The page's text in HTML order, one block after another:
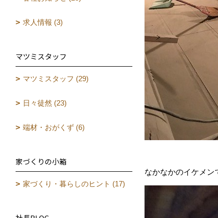
なかなかのイケメン
求人情報 (3)
マツミスタッフ
マツミスタッフ (29)
日々徒然 (23)
端材・おがくず (6)
家づくりの小箱
家づくり・暮らしのヒント (17)